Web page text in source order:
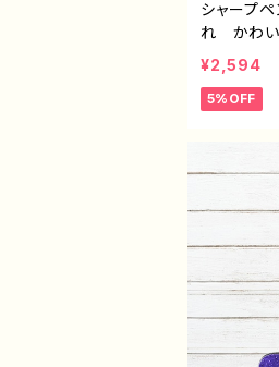
シャープ
れ かわ
おすすめ
ター ク
イン グッ
¥2,594
5%OFF